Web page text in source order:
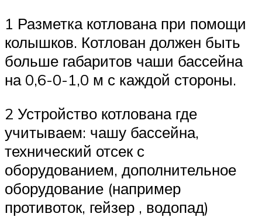
1 Разметка котлована при помощи
колышков. Котлован должен быть
больше габаритов чаши бассейна
на 0,6-0-1,0 м с каждой стороны.
2 Устройство котлована где
учитываем: чашу бассейна,
технический отсек с
оборудованием, дополнительное
оборудование (например
противоток, гейзер , водопад)